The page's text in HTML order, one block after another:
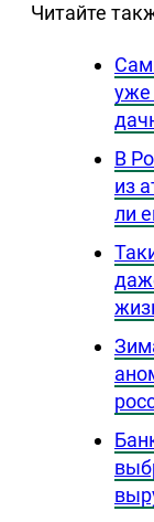
Читайте
уже
В
из
ли